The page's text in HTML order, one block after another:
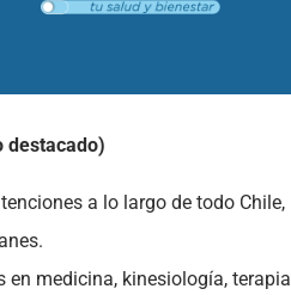
destacado)
a lo largo de todo Chile,
medicina, kinesiología, terapia